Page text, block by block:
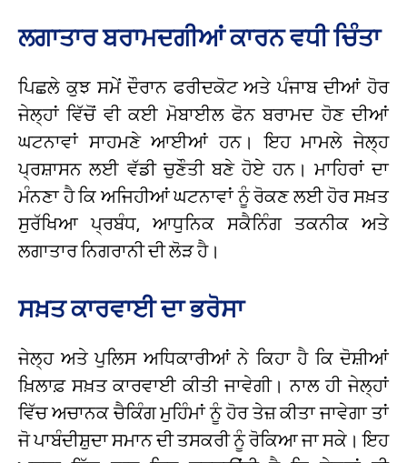
ਲਗਾਤਾਰ ਬਰਾਮਦਗੀਆਂ ਕਾਰਨ ਵਧੀ ਚਿੰਤਾ
ਪਿਛਲੇ ਕੁਝ ਸਮੇਂ ਦੌਰਾਨ ਫਰੀਦਕੋਟ ਅਤੇ ਪੰਜਾਬ ਦੀਆਂ ਹੋਰ
ਜੇਲ੍ਹਾਂ ਵਿੱਚੋਂ ਵੀ ਕਈ ਮੋਬਾਈਲ ਫੋਨ ਬਰਾਮਦ ਹੋਣ ਦੀਆਂ
ਘਟਨਾਵਾਂ ਸਾਹਮਣੇ ਆਈਆਂ ਹਨ। ਇਹ ਮਾਮਲੇ ਜੇਲ੍ਹ
ਪ੍ਰਸ਼ਾਸਨ ਲਈ ਵੱਡੀ ਚੁਣੌਤੀ ਬਣੇ ਹੋਏ ਹਨ। ਮਾਹਿਰਾਂ ਦਾ
ਮੰਨਣਾ ਹੈ ਕਿ ਅਜਿਹੀਆਂ ਘਟਨਾਵਾਂ ਨੂੰ ਰੋਕਣ ਲਈ ਹੋਰ ਸਖ਼ਤ
ਸੁਰੱਖਿਆ ਪ੍ਰਬੰਧ, ਆਧੁਨਿਕ ਸਕੈਨਿੰਗ ਤਕਨੀਕ ਅਤੇ
ਲਗਾਤਾਰ ਨਿਗਰਾਨੀ ਦੀ ਲੋੜ ਹੈ।
ਸਖ਼ਤ ਕਾਰਵਾਈ ਦਾ ਭਰੋਸਾ
ਜੇਲ੍ਹ ਅਤੇ ਪੁਲਿਸ ਅਧਿਕਾਰੀਆਂ ਨੇ ਕਿਹਾ ਹੈ ਕਿ ਦੋਸ਼ੀਆਂ
ਖ਼ਿਲਾਫ਼ ਸਖ਼ਤ ਕਾਰਵਾਈ ਕੀਤੀ ਜਾਵੇਗੀ। ਨਾਲ ਹੀ ਜੇਲ੍ਹਾਂ
ਵਿੱਚ ਅਚਾਨਕ ਚੈਕਿੰਗ ਮੁਹਿੰਮਾਂ ਨੂੰ ਹੋਰ ਤੇਜ਼ ਕੀਤਾ ਜਾਵੇਗਾ ਤਾਂ
ਜੋ ਪਾਬੰਦੀਸ਼ੁਦਾ ਸਮਾਨ ਦੀ ਤਸਕਰੀ ਨੂੰ ਰੋਕਿਆ ਜਾ ਸਕੇ। ਇਹ